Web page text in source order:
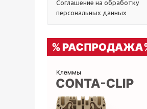
Соглашение на обработку
персональных данных